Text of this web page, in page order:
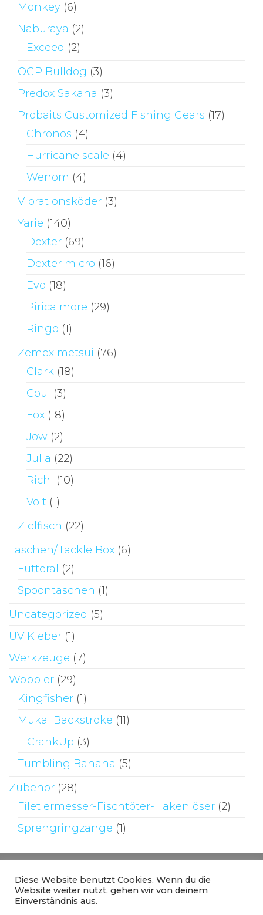
Monkey (6)
Naburaya (2)
Exceed (2)
OGP Bulldog (3)
Predox Sakana (3)
Probaits Customized Fishing Gears (17)
Chronos (4)
Hurricane scale (4)
Wenom (4)
Vibrationsköder (3)
Yarie (140)
Dexter (69)
Dexter micro (16)
Evo (18)
Pirica more (29)
Ringo (1)
Zemex metsui (76)
Clark (18)
Coul
(3)
Fox (18)
Jow (2)
Julia (22)
Richi (10)
Volt (1)
Zielfisch (22)
Taschen/Tackle Box (6)
Futteral
(2)
Spoontaschen (1)
Uncategorized (5)
UV Kleber (1)
Werkzeuge (7)
Wobbler (29)
Kingfisher (1)
Mukai Backstroke (11)
T CrankUp (3)
Tumbling Banana (5)
Zubehör (28)
Filetiermesser-Fischtöter-Hakenlöser (2)
Sprengringzange (1)
Diese Website benutzt Cookies. Wenn du die
Website weiter nutzt, gehen wir von deinem
Einverständnis aus.